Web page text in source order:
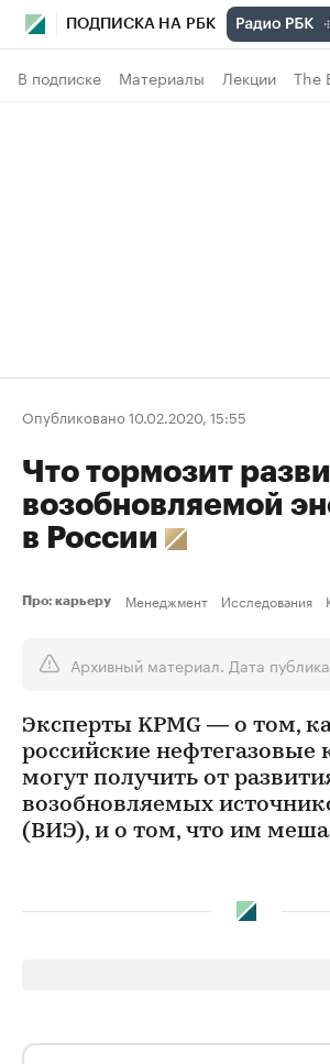
ПОДПИСКА НА РБК
В подписке Материалы Лекции The
Опубликовано 10.02.2020, 15:55
Что тормозит
возобновляемой
в России
Про: карьеру Менеджмент Исследования
Архивный материал. Дата
Эксперты KPMG — о том,
российские нефтегазовые
могут получить от
возобновляемых
(ВИЭ), и о том, что им